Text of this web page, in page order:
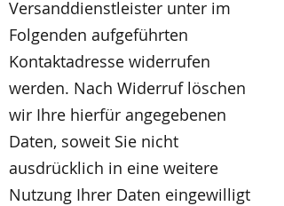
Versanddienstleister unter im
Folgenden aufgeführten
Kontaktadresse widerrufen
werden. Nach Widerruf löschen
wir Ihre hierfür angegebenen
Daten, soweit Sie nicht
ausdrücklich in eine weitere
Nutzung Ihrer Daten eingewilligt